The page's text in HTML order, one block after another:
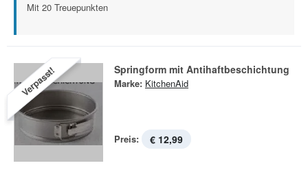
Mit 20 Treuepunkten
Verpasst! Springform mit Antihaftbeschichtung
Marke: KitchenAid
Preis: € 12,99